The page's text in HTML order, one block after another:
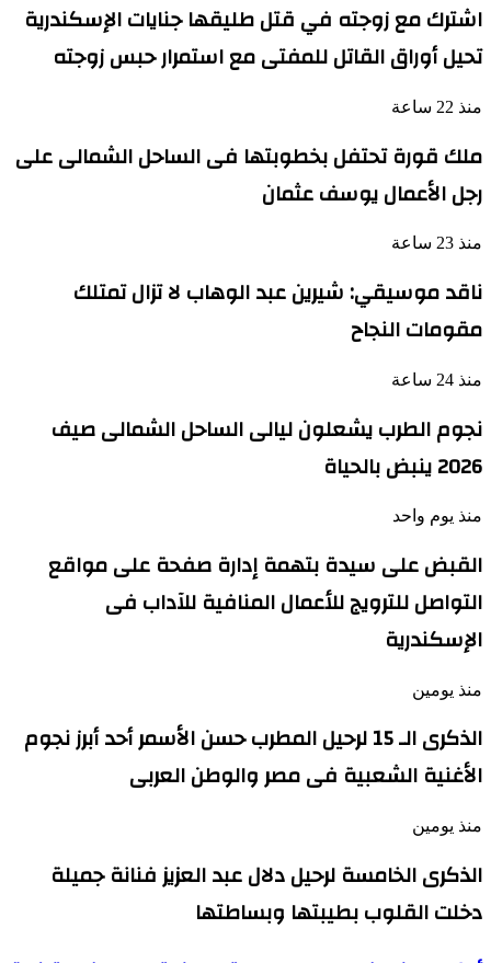
اشترك مع زوجته في قتل طليقها جنايات الإسكندرية
تحيل أوراق القاتل للمفتى مع استمرار حبس زوجته
منذ 22 ساعة
ملك قورة تحتفل بخطوبتها فى الساحل الشمالى على
رجل الأعمال يوسف عثمان
منذ 23 ساعة
ناقد موسيقي: شيرين عبد الوهاب لا تزال تمتلك
مقومات النجاح
منذ 24 ساعة
نجوم الطرب يشعلون ليالى الساحل الشمالى صيف
2026 ينبض بالحياة
منذ يوم واحد
القبض على سيدة بتهمة إدارة صفحة على مواقع
التواصل للترويج للأعمال المنافية للآداب فى
الإسكندرية
منذ يومين
الذكرى الـ 15 لرحيل المطرب حسن الأسمر أحد أبرز نجوم
الأغنية الشعبية فى مصر والوطن العربى
منذ يومين
الذكرى الخامسة لرحيل دلال عبد العزيز فنانة جميلة
دخلت القلوب بطيبتها وبساطتها